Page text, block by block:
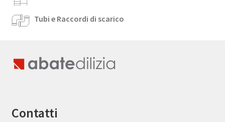
Tubi e Raccordi di scarico
Contatti